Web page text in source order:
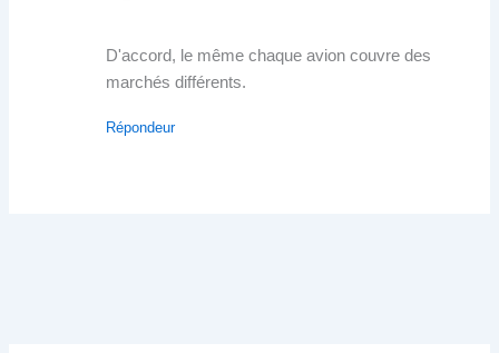
D'accord, le même chaque avion couvre des
marchés différents.
Répondeur